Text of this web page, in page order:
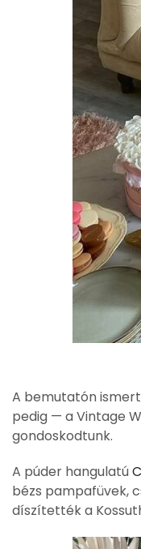
A bemutatón
pedig — a Vintage
gondoskodtunk.
A púder hangulatú
bézs pampafüvek,
díszítették a